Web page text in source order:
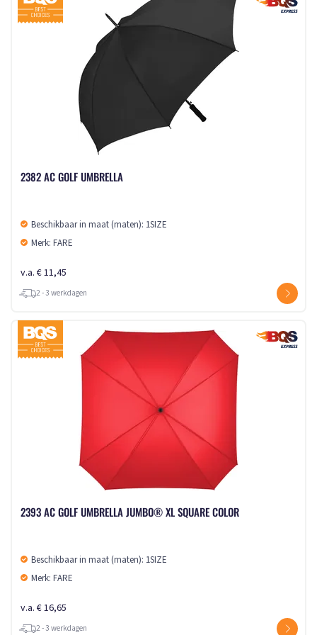
2382 AC GOLF UMBRELLA
Beschikbaar in maat (maten): 1SIZE
Merk: FARE
v.a. € 11,45
2 - 3 werkdagen
2393 AC GOLF UMBRELLA JUMBO® XL SQUARE COLOR
Beschikbaar in maat (maten): 1SIZE
Merk: FARE
v.a. € 16,65
2 - 3 werkdagen